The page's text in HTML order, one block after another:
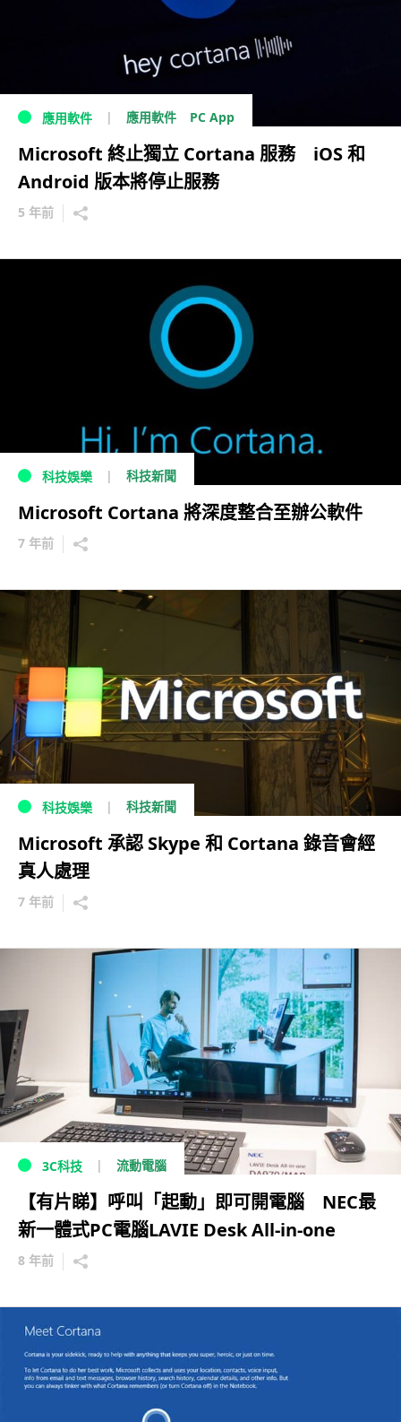
應用軟件 應用軟件 PC App
Microsoft 終止獨立 Cortana 服務 iOS 和
Android 版本將停止服務
5 年前
科技娛樂 科技新聞
Microsoft Cortana 將深度整合至辦公軟件
7 年前
科技娛樂 科技新聞
Microsoft 承認 Skype 和 Cortana 錄音會經
真人處理
7 年前
3C科技 流動電腦
【有片睇】呼叫「起動」即可開電腦 NEC最
新一體式PC電腦LAVIE Desk All-in-one
8 年前